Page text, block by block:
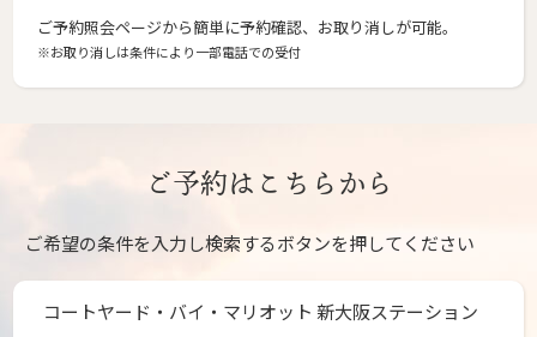
ご予約照会ページから簡単に予約確認、お取り消しが可能。
※お取り消しは条件により一部電話での受付
ご予約はこちらから
ご希望の条件を入力し検索するボタンを押してください
コートヤード・バイ・マリオット 新大阪ステーション